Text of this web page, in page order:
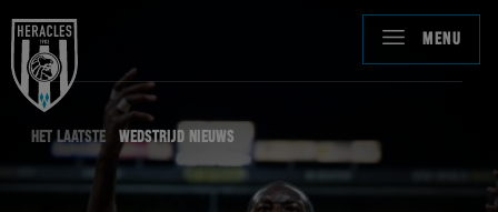
MENU
HET LAATSTE WEDSTRIJD NIEUWS